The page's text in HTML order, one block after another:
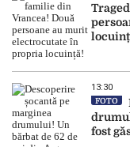
13:30
FOTO
fost